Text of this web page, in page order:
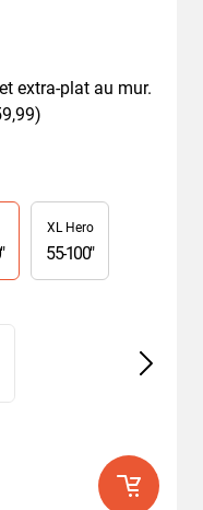
extra-plat au mur.
"
XL Hero
55-100"